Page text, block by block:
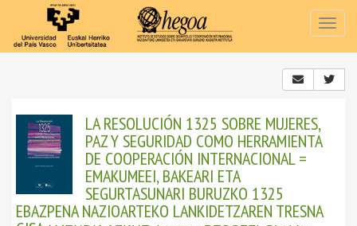
LA RESOLUCIÓN 1325 SOBRE MUJERES,
PAZ Y SEGURIDAD COMO HERRAMIENTA
DE COOPERACIÓN INTERNACIONAL =
EMAKUMEEI, BAKEARI ETA
SEGURTASUNARI BURUZKO 1325
EBAZPENA NAZIOARTEKO LANKIDETZAREN TRESNA